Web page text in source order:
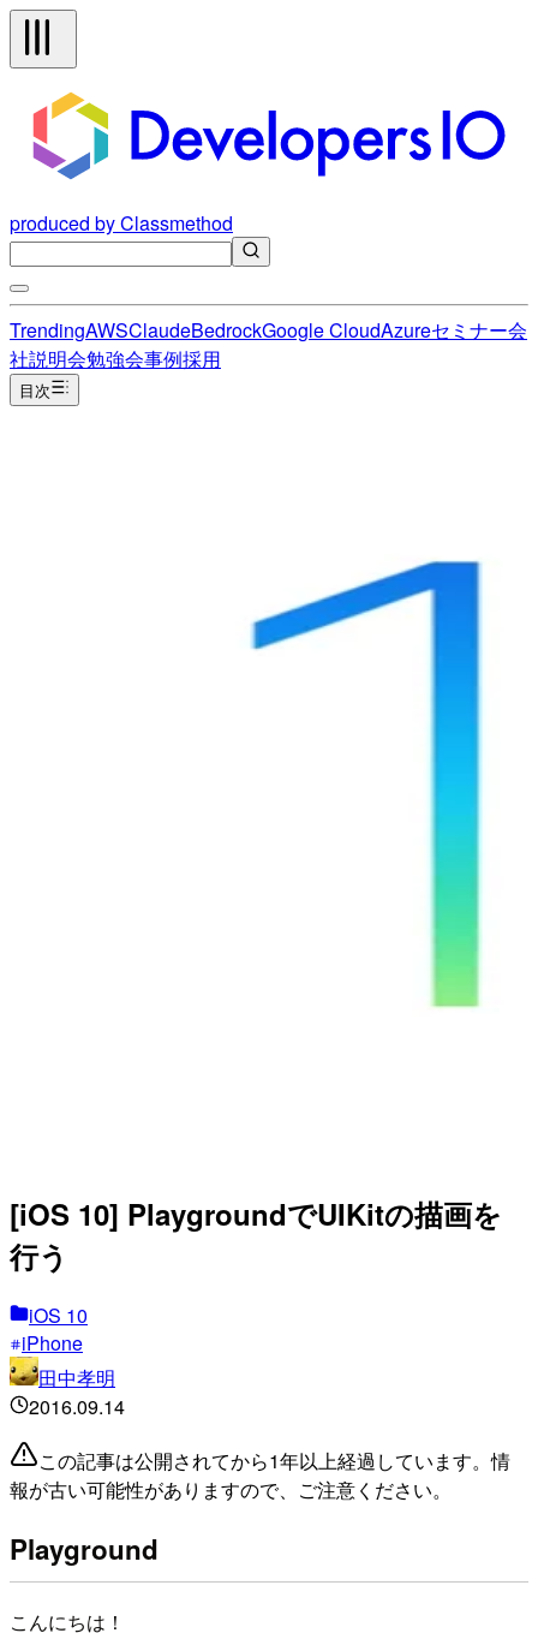
produced by Classmethod
TrendingAWSClaudeBedrockGoogle CloudAzureセミナー会
社説明会勉強会事例採用
目次
[iOS 10] PlaygroundでUIKitの描画を
行う
iOS 10
iPhone
田中孝明
2016.09.14
この記事は公開されてから1年以上経過しています。情
報が古い可能性がありますので、ご注意ください。
Playground
こんにちは！